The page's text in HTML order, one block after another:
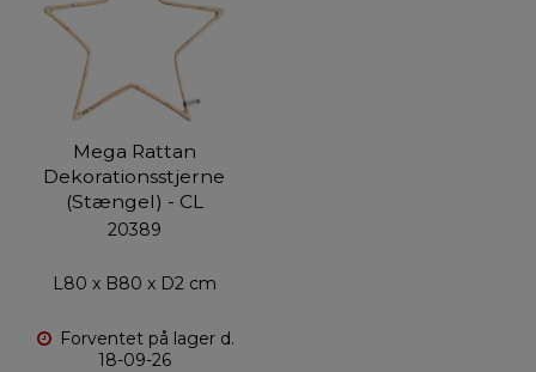
Mega Rattan
Dekorationsstjerne
(Stængel) - CL
20389
L80 x B80 x D2 cm
Forventet på lager d.
18-09-26